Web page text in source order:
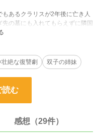
あるクラリスが2年後に亡き人
の墓にも入れてもらえずに隣国
ってくる半年前に戻っていた。
。堅く決意し使節団の使者とし
す。
絶な復讐劇 双子の姉妹
読む
感想（29件）